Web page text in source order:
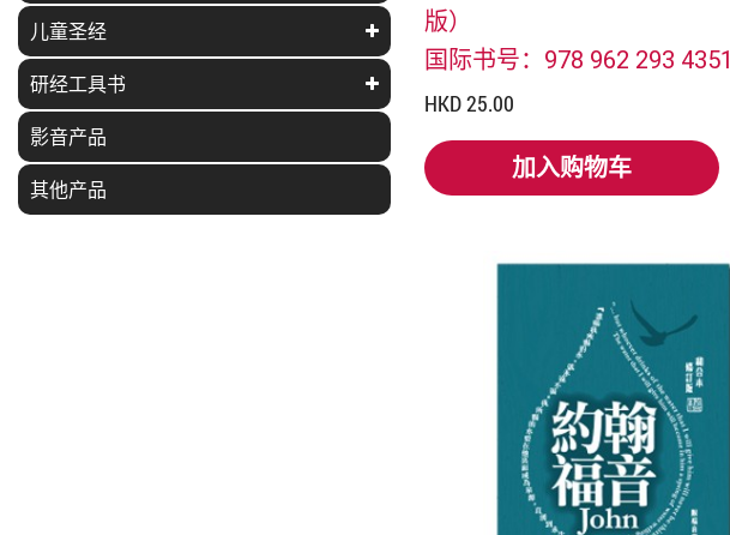
儿童圣经
研经工具书
影音产品
其他产品
版）
国际书号：978 962 293 4351
HKD 25.00
加入购物车
加入购物车